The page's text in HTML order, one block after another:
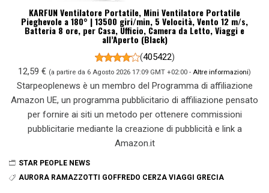
KARFUN Ventilatore Portatile, Mini Ventilatore Portatile
Pieghevole a 180° | 13500 giri/min, 5 Velocità, Vento 12 m/s,
Batteria 8 ore, per Casa, Ufficio, Camera da Letto, Viaggi e
all’Aperto (Black)
(405422)
12,59 € (a partire da 6 Agosto 2026 17:09 GMT +02:00 - Altre informazioni)
Starpeoplenews è un membro del Programma di affiliazione
Amazon UE, un programma pubblicitario di affiliazione pensato
per fornire ai siti un metodo per ottenere commissioni
pubblicitarie mediante la creazione di pubblicità e link a
Amazon.it
STAR PEOPLE NEWS
AURORA RAMAZZOTTI GOFFREDO CERZA VIAGGI GRECIA